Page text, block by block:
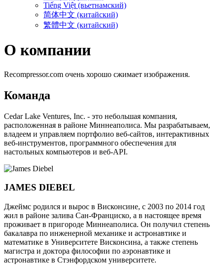
Tiếng Việt (вьетнамский)
简体中文 (китайский)
繁體中文 (китайский)
О компании
Recompressor.com очень хорошо сжимает изображения.
Команда
Cedar Lake Ventures, Inc. - это небольшая компания,
расположенная в районе Миннеаполиса. Мы разрабатываем,
владеем и управляем портфолио веб-сайтов, интерактивных
веб-инструментов, программного обеспечения для
настольных компьютеров и веб-API.
JAMES DIEBEL
Джеймс родился и вырос в Висконсине, с 2003 по 2014 год
жил в районе залива Сан-Франциско, а в настоящее время
проживает в пригороде Миннеаполиса. Он получил степень
бакалавра по инженерной механике и астронавтике и
математике в Университете Висконсина, а также степень
магистра и доктора философии по аэронавтике и
астронавтике в Стэнфордском университете.